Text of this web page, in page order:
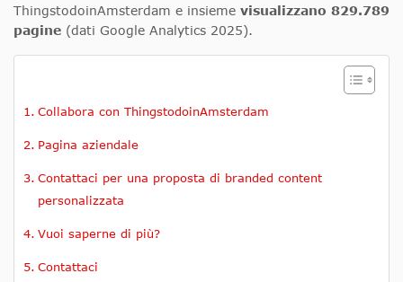
ThingstodoinAmsterdam e insieme visualizzano 829.789
pagine (dati Google Analytics 2025).
Collabora con ThingstodoinAmsterdam
Pagina aziendale
Contattaci per una proposta di branded content
personalizzata
Vuoi saperne di più?
Contattaci